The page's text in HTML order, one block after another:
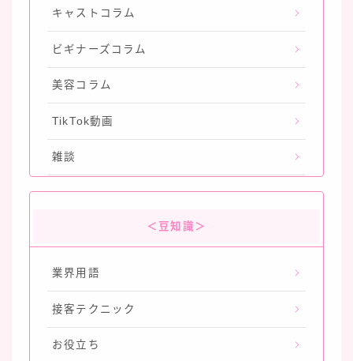
キャストコラム
ビギナーズコラム
美容コラム
TikTok動画
雑談
＜豆知識＞
業界用語
接客テクニック
お役立ち